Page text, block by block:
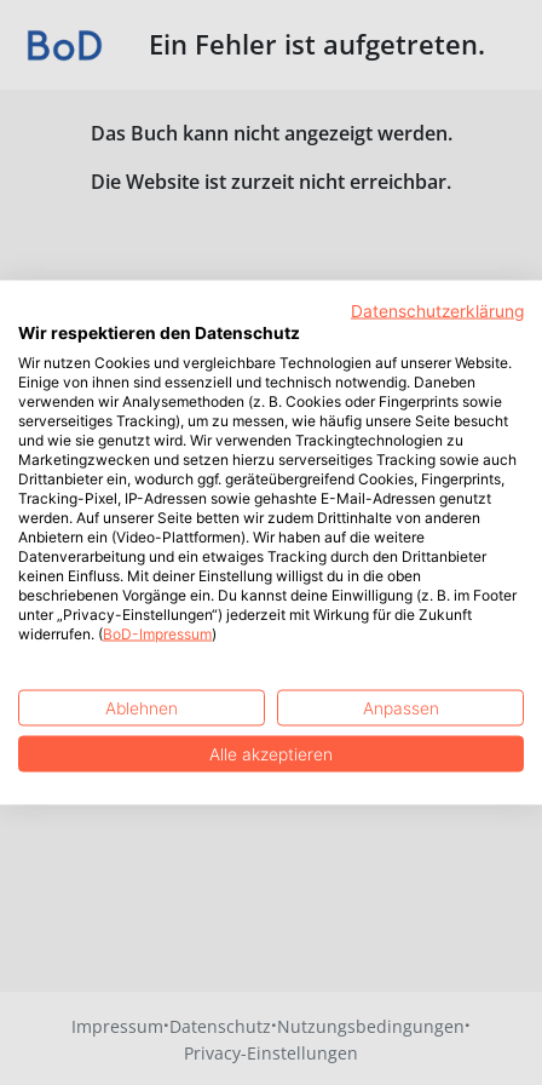
Ein Fehler ist aufgetreten.
Das Buch kann nicht angezeigt werden.
Die Website ist zurzeit nicht erreichbar.
Impressum·Datenschutz·Nutzungsbedingungen·
Privacy-Einstellungen
Datenschutzerklärung
Wir respektieren den Datenschutz
Wir nutzen Cookies und vergleichbare Technologien auf unserer Website.
Einige von ihnen sind essenziell und technisch notwendig. Daneben
verwenden wir Analysemethoden (z. B. Cookies oder Fingerprints sowie
serverseitiges Tracking), um zu messen, wie häufig unsere Seite besucht
und wie sie genutzt wird. Wir verwenden Trackingtechnologien zu
Marketingzwecken und setzen hierzu serverseitiges Tracking sowie auch
Drittanbieter ein, wodurch ggf. geräteübergreifend Cookies, Fingerprints,
Tracking-Pixel, IP-Adressen sowie gehashte E-Mail-Adressen genutzt
werden. Auf unserer Seite betten wir zudem Drittinhalte von anderen
Anbietern ein (Video-Plattformen). Wir haben auf die weitere
Datenverarbeitung und ein etwaiges Tracking durch den Drittanbieter
keinen Einfluss. Mit deiner Einstellung willigst du in die oben
beschriebenen Vorgänge ein. Du kannst deine Einwilligung (z. B. im Footer
unter „Privacy-Einstellungen“) jederzeit mit Wirkung für die Zukunft
widerrufen. (BoD-Impressum)
Ablehnen Anpassen
Alle akzeptieren